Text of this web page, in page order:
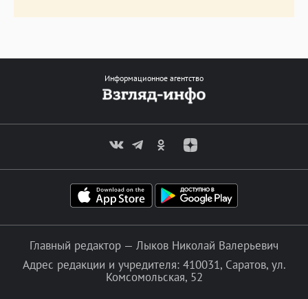
Информационное агентство
Главный редактор — Лыков Николай Валерьевич
Адрес редакции и учредителя: 410031, Саратов, ул.
Комсомольская, 52